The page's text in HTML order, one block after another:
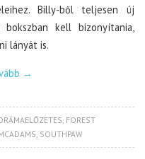
Billy-ből teljesen új
kell bizonyítania,
lányát is.
→
FOREST
SOUTHPAW